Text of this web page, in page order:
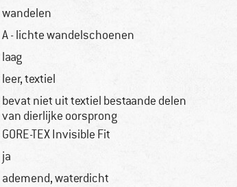
wandelen
A - lichte wandelschoenen
laag
leer, textiel
bevat niet uit textiel bestaande delen
van dierlijke oorsprong
GORE-TEX Invisible Fit
ja
ademend, waterdicht